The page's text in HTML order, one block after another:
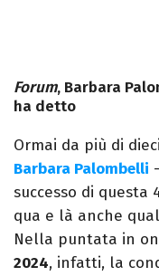
Forum, Barbara
ha detto
Ormai da più di
Barbara Palombelli
successo di questa
qua e là anche
Nella puntata in
2024, infatti, la